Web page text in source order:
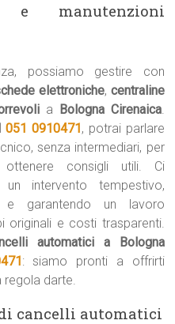
e manutenzioni
possiamo gestire con
elettroniche, centraline
a Bologna Cirenaica.
051 0910471, potrai parlare
senza intermediari, per
consigli utili. Ci
intervento tempestivo,
e garantendo un lavoro
originali e costi trasparenti.
automatici a Bologna
: siamo pronti a offrirti
darte.
cancelli automatici